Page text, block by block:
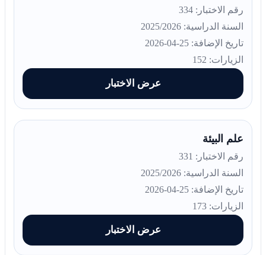
رقم الاختبار: 334
السنة الدراسية: 2025/2026
تاريخ الإضافة: 25-04-2026
الزيارات: 152
عرض الاختبار
علم البيئة
رقم الاختبار: 331
السنة الدراسية: 2025/2026
تاريخ الإضافة: 25-04-2026
الزيارات: 173
عرض الاختبار